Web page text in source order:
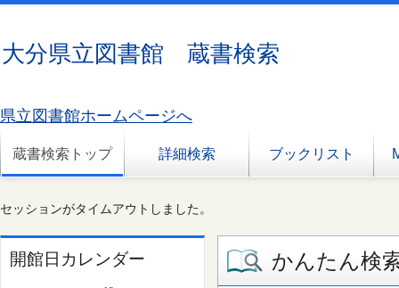
大分県立図書館 蔵書検索
県立図書館ホームページへ
蔵書検索トップ 詳細検索 ブックリスト
セッションがタイムアウトしました。
開館日カレンダー かんたん検